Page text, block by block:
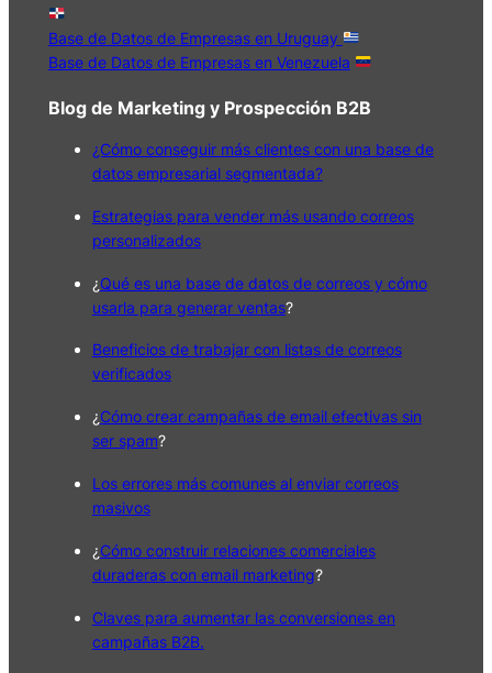
Base de Datos de Empresas en Uruguay
Base de Datos de Empresas en Venezuela
Blog de Marketing y Prospección B2B
¿Cómo conseguir más clientes con una base de
datos empresarial segmentada?
Estrategias para vender más usando correos
personalizados
¿Qué es una base de datos de correos y cómo
usarla para generar ventas?
Beneficios de trabajar con listas de correos
verificados
¿Cómo crear campañas de email efectivas sin
ser spam?
Los errores más comunes al enviar correos
masivos
¿Cómo construir relaciones comerciales
duraderas con email marketing?
Claves para aumentar las conversiones en
campañas B2B.